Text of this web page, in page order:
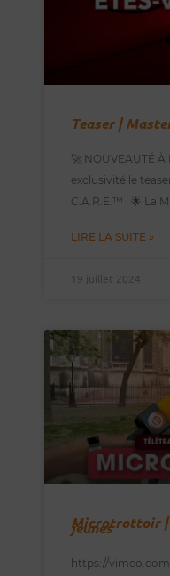
Teaser |
🚀 NOUVEAUTÉ À
exclusivité le
C.A.R.E.™️ ! 🌟 La
LIRE LA SUITE »
19 juillet 2024
Microtrottoir |
jeunes
https://